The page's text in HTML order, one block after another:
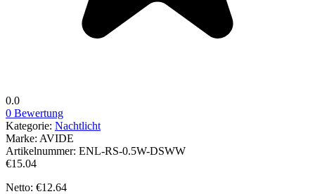
0.0
0 Bewertung
Kategorie: Nachtlicht
Marke: AVIDE
Artikelnummer: ENL-RS-0.5W-DSWW
€15.04
Netto: €12.64